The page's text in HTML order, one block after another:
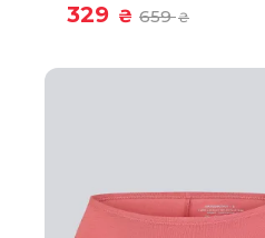
329 ₴ 659₴